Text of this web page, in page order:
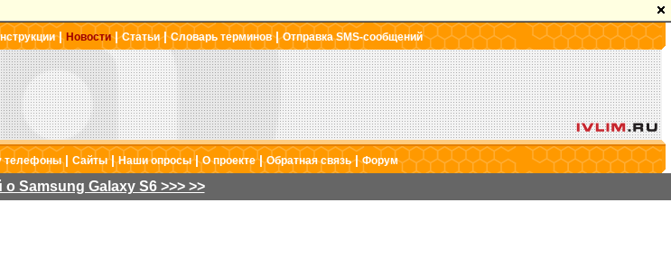
| Новости|Статьи|Словарь терминов|Отправка SMS-сообщений
телефоны| Сайты|Наши опросы|О проекте|Обратная связь|Форум
Samsung Galaxy S6 >>> >>